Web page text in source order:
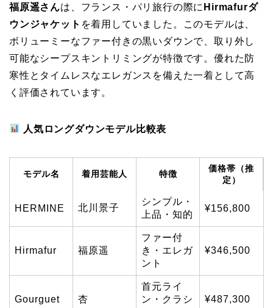
福原遥さんは、フランス・パリ旅行の際に Hirmafurダ
ウンジャケット を着用していました。このモデルは、
ボリューミーなファー付きの黒いダウンで、取り外し
可能なシープスキントリミングが特徴です。優れた防
寒性とタイムレスなエレガンスを備えた一着として高
く評価されています。
人気ロングダウンモデル比較表
モデル名 着用芸能人 特徴
価格帯（推
定）
HERMINE 北川景子
シンプル・
上品・知的
¥156,800
Hirmafur 福原遥
ファー付
き・エレガ
ント
¥346,500
Gourguet 杏
首元ライ
ン・クラシ
¥487,300